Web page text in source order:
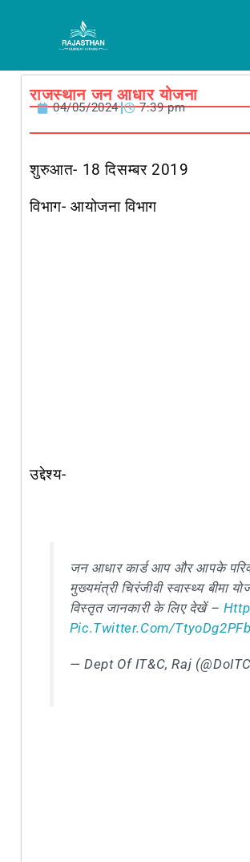
राजस्थान जन आधार योजना
04/05/2024 7:39 pm
शुरुआत- 18 दिसम्बर 2019
विभाग- आयोजना विभाग
उद्देश्य-
जन आधार कार्ड आप और आपके
मुख्यमंत्री चिरंजीवी स्वास्थ्य बीमा
विस्तृत जानकारी के लिए देखें –
Pic.twitter.com/ttyoDg2PFb
— Dept Of IT&C, Raj